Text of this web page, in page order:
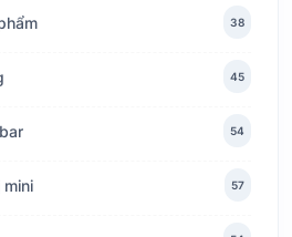
38
45
54
mini 57